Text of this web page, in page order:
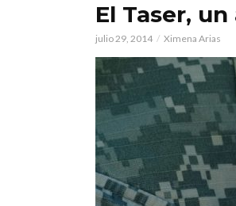
El Taser,
julio 29, 2014 Ximena Arias